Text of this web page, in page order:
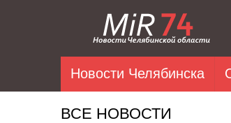
Новости Челябинска
ВСЕ НОВОСТИ